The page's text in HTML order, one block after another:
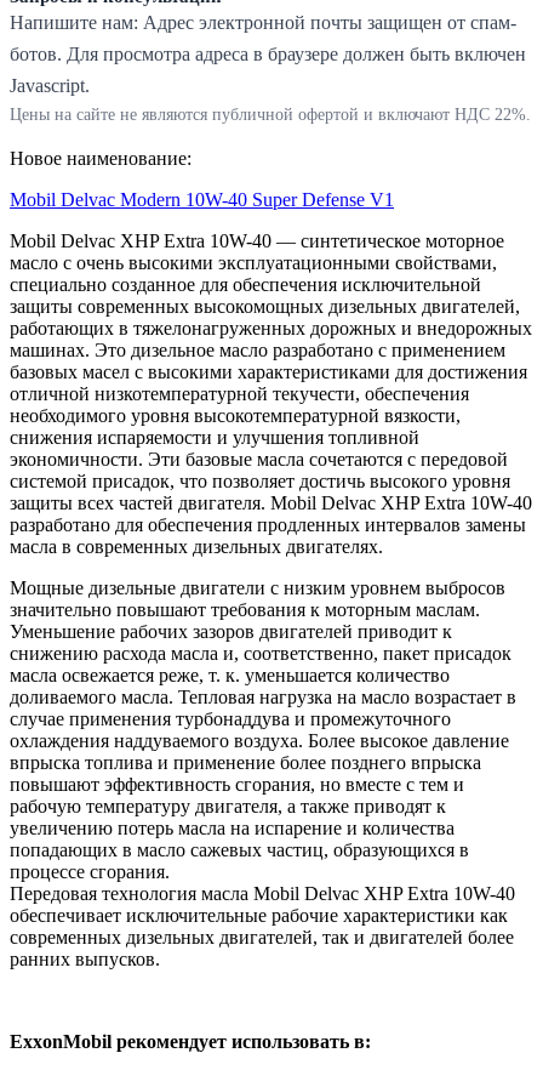
Напишите нам: Адрес электронной почты защищен от спам-
ботов. Для просмотра адреса в браузере должен быть включен
Javascript.
Цены на сайте не являются публичной офертой и включают НДС 22%.
Новое наименование:
Mobil Delvac Modern 10W-40 Super Defense V1
Mobil Delvac XHP Extra 10W-40 — синтетическое моторное
масло с очень высокими эксплуатационными свойствами,
специально созданное для обеспечения исключительной
защиты современных высокомощных дизельных двигателей,
работающих в тяжелонагруженных дорожных и внедорожных
машинах. Это дизельное масло разработано с применением
базовых масел с высокими характеристиками для достижения
отличной низкотемпературной текучести, обеспечения
необходимого уровня высокотемпературной вязкости,
снижения испаряемости и улучшения топливной
экономичности. Эти базовые масла сочетаются с передовой
системой присадок, что позволяет достичь высокого уровня
защиты всех частей двигателя. Mobil Delvac XHP Extra 10W-40
разработано для обеспечения продленных интервалов замены
масла в современных дизельных двигателях.
Мощные дизельные двигатели с низким уровнем выбросов
значительно повышают требования к моторным маслам.
Уменьшение рабочих зазоров двигателей приводит к
снижению расхода масла и, соответственно, пакет присадок
масла освежается реже, т. к. уменьшается количество
доливаемого масла. Тепловая нагрузка на масло возрастает в
случае применения турбонаддува и промежуточного
охлаждения наддуваемого воздуха. Более высокое давление
впрыска топлива и применение более позднего впрыска
повышают эффективность сгорания, но вместе с тем и
рабочую температуру двигателя, а также приводят к
увеличению потерь масла на испарение и количества
попадающих в масло сажевых частиц, образующихся в
процессе сгорания.
Передовая технология масла Mobil Delvac XHP Extra 10W-40
обеспечивает исключительные рабочие характеристики как
современных дизельных двигателей, так и двигателей более
ранних выпусков.
ExxonMobil рекомендует использовать в: